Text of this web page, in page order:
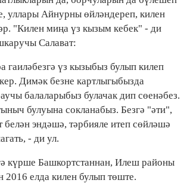
уллары Айнурны өйләндереп, килен
"Килен миңа үз кызым кебек" - ди
Салават:
гаиләбезгә үз кызыбыз булып килеп
Димәк безне картлыгыбызда
балаларыбыз булачак дип сөенәбез.
булуына сокланабыз. Безгә "әти",
эндәшә, тәрбияле итеп сөйләшә
- ди ул.
күрше Башкортстаннан, Илеш районы
2016 елда килен булып төште.